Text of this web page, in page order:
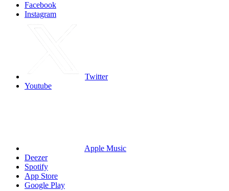
Facebook
Instagram
Twitter
Youtube
Apple Music
Deezer
Spotify
App Store
Google Play